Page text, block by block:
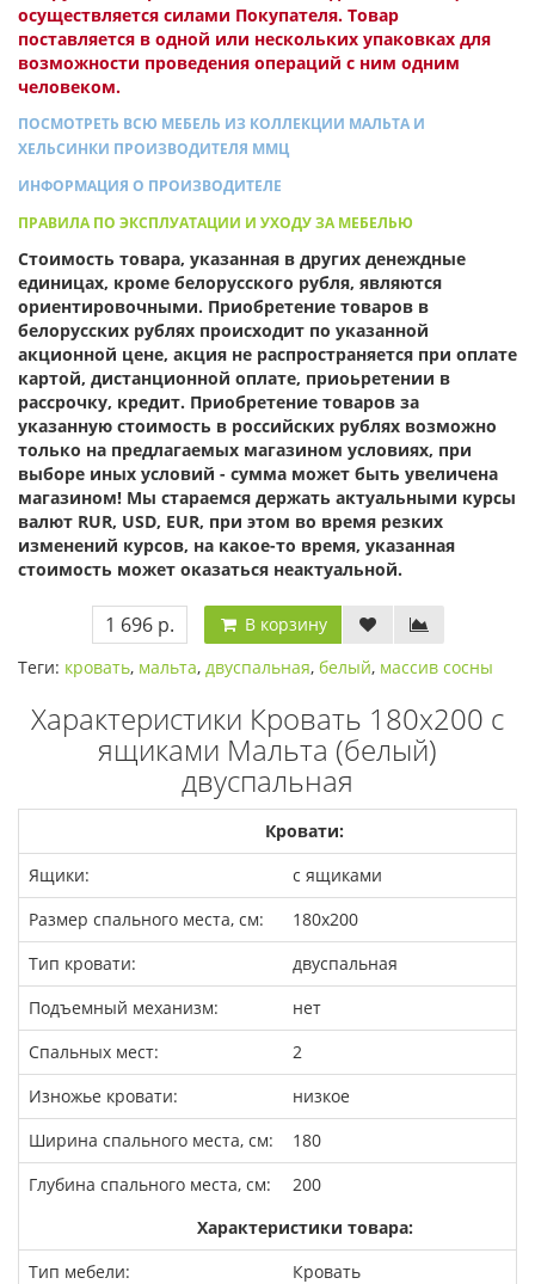
осуществляется силами Покупателя. Товар
поставляется в одной или нескольких упаковках для
возможности проведения операций с ним одним
человеком.
ПОСМОТРЕТЬ ВСЮ МЕБЕЛЬ ИЗ КОЛЛЕКЦИИ МАЛЬТА И
ХЕЛЬСИНКИ ПРОИЗВОДИТЕЛЯ ММЦ
ИНФОРМАЦИЯ О ПРОИЗВОДИТЕЛЕ
ПРАВИЛА ПО ЭКСПЛУАТАЦИИ И УХОДУ ЗА МЕБЕЛЬЮ
Стоимость товара, указанная в других денеждные
единицах, кроме белорусского рубля, являются
ориентировочными. Приобретение товаров в
белорусских рублях происходит по указанной
акционной цене, акция не распространяется при оплате
картой, дистанционной оплате, приоьретении в
рассрочку, кредит. Приобретение товаров за
указанную стоимость в российских рублях возможно
только на предлагаемых магазином условиях, при
выборе иных условий - сумма может быть увеличена
магазином! Мы стараемся держать актуальными курсы
валют RUR, USD, EUR, при этом во время резких
изменений курсов, на какое-то время, указанная
стоимость может оказаться неактуальной.
1 696 р.
В корзину
Теги: кровать, мальта, двуспальная, белый, массив сосны
Характеристики Кровать 180х200 с
ящиками Мальта (белый)
двуспальная
Кровати:
Ящики:
с ящиками
Размер спального места, см:
180x200
Тип кровати:
двуспальная
Подъемный механизм:
нет
Спальных мест:
2
Изножье кровати:
низкое
Ширина спального места, см:
180
Глубина спального места, см:
200
Характеристики товара:
Тип мебели:
Кровать